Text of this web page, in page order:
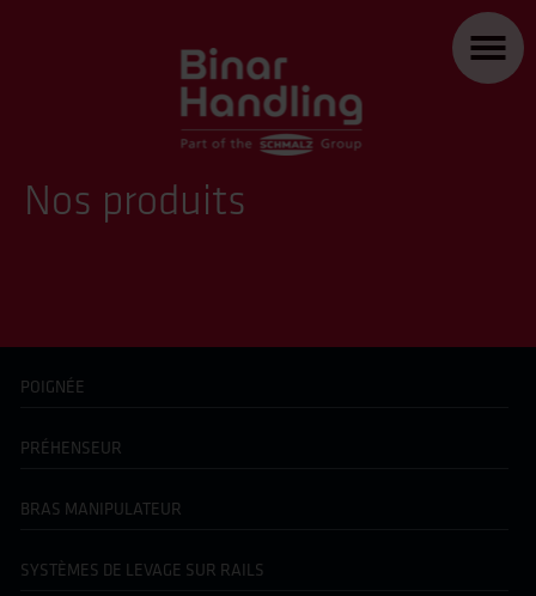
Nos produits
POIGNÉE
PRÉHENSEUR
BRAS MANIPULATEUR
SYSTÈMES DE LEVAGE SUR RAILS